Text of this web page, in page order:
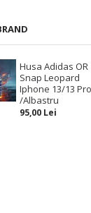
Husa Adidas OR
Snap Leopard
Iphone 13/13 Pro
/Albastru
95,00 Lei